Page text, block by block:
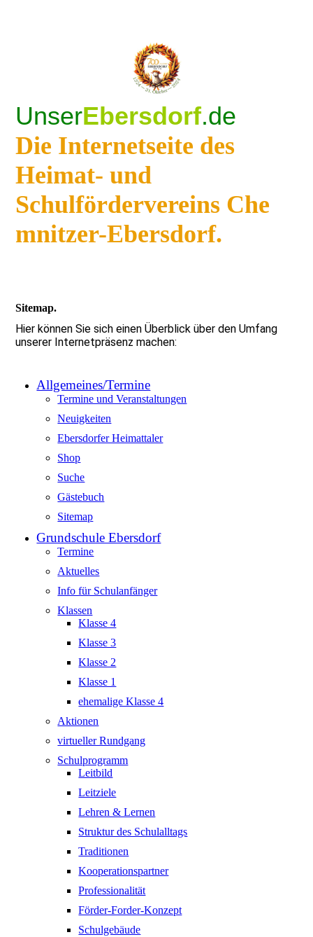
UnserEbersdorf.de
Die Internetseite des
Heimat- und
Schulfördervereins Che
mnitzer-Ebersdorf.
Sitemap.
Hier können Sie sich einen Überblick über den Umfang
unserer Internetpräsenz machen:
Allgemeines/Termine
Termine und Veranstaltungen
Neuigkeiten
Ebersdorfer Heimattaler
Shop
Suche
Gästebuch
Sitemap
Grundschule Ebersdorf
Termine
Aktuelles
Info für Schulanfänger
Klassen
Klasse 4
Klasse 3
Klasse 2
Klasse 1
ehemalige Klasse 4
Aktionen
virtueller Rundgang
Schulprogramm
Leitbild
Leitziele
Lehren & Lernen
Struktur des Schulalltags
Traditionen
Kooperationspartner
Professionalität
Förder-Forder-Konzept
Schulgebäude